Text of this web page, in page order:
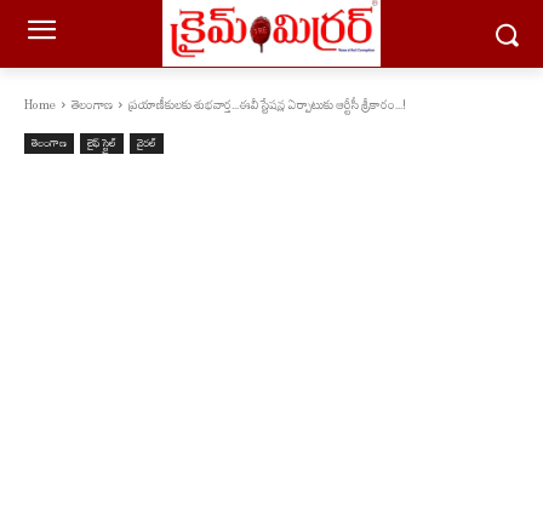
Home తెలంగాణ ప్ర‌యాణీకుల‌కు శుభవార్త‌...ఈవీ స్టేష‌న్ల ఏర్పాటుకు ఆర్టీసీ శ్రీ‌కారం...!
తెలంగాణ లైఫ్ స్టైల్ వైరల్